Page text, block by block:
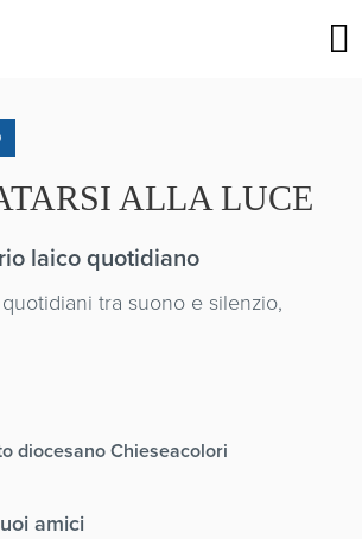
ALLA LUCE
laico quotidiano
tra suono e silenzio,
diocesano Chieseacolori
amici